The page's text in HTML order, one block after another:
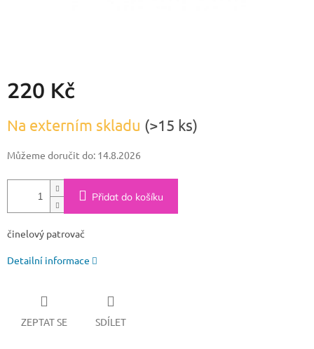
220 Kč
cena:
Na externím skladu (>15 ks)
Můžeme doručit do: 14.8.2026
Přidat do košíku
činelový patrovač
Detailní informace
ZEPTAT SE SDÍLET